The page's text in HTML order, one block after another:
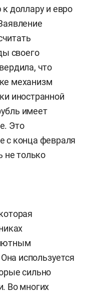
доллару и евро
своего
что
механизм
иностранной
имеет
Это
с конца февраля
не только
используется
сильно
Во многих